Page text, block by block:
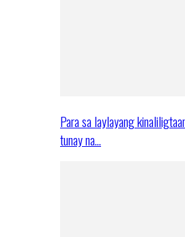
Para sa laylayang
tunay na…